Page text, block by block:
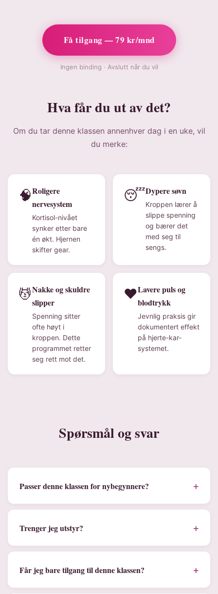
Få tilgang — 79 kr/mnd
Ingen binding · Avslutt når du vil
Hva får du ut av det?
Om du tar denne klassen annenhver dag i en uke, vil
du merke:
🧠Roligere
nervesystem
Kortisol-nivået
synker etter bare
én økt. Hjernen
skifter gear.
😴Dypere søvn
Kroppen lærer å
slippe spenning
og bærer det
med seg til
sengs.
💆Nakke og skuldre
slipper
Spenning sitter
ofte høyt i
kroppen. Dette
programmet retter
seg rett mot det.
❤️Lavere puls og
blodtrykk
Jevnlig praksis gir
dokumentert effekt
på hjerte-kar-
systemet.
Spørsmål og svar
Passer denne klassen for nybegynnere? +
Trenger jeg utstyr? +
Får jeg bare tilgang til denne klassen? +